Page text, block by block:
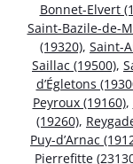
Bonnet-Elvert
Saint-Bazile-de-
(19320), Saint-
Saillac (19500),
d’Égletons
Peyroux (19160),
(19260),
Puy-d’Arnac
Pierrefitte